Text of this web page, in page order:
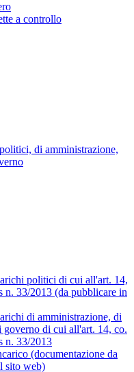
a controllo
di amministrazione,
politici di cui all'art. 14,
n. 33/2013 (da pubblicare in
di amministrazione, di
governo di cui all'art. 14, co.
n. 33/2013
(documentazione da
sito web)